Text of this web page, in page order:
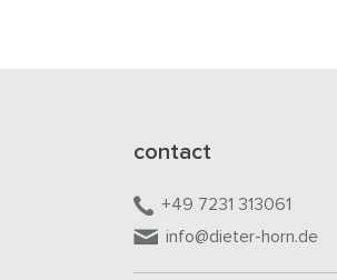
contact
+49 7231 313061
info@dieter-horn.de